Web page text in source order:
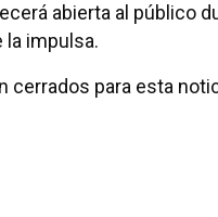
abierta al público
la impulsa.
cerrados para esta